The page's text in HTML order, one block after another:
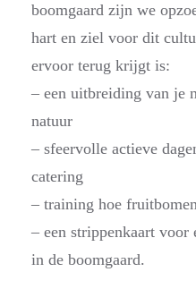
boomgaard zijn we
hart en ziel voor dit
ervoor terug krijgt is:
– een uitbreiding van je
natuur
– sfeervolle actieve
catering
– training hoe
– een strippenkaart voor
in de boomgaard.